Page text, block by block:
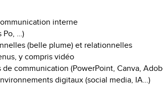
interne
Po, …)
(belle plume) et relationnelles
y compris vidéo
communication (PowerPoint, Canva,
digitaux (social media, IA…)